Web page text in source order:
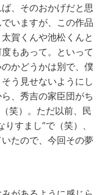
、そのおかげだと思
いますが、この作品
賀くんや池松くんと
もあって。といって
かどうかは別で、僕
う見せないようにし
、秀吉の家臣団がち
笑）。ただ以前、民
すまし”で（笑）、
たので、今回その夢